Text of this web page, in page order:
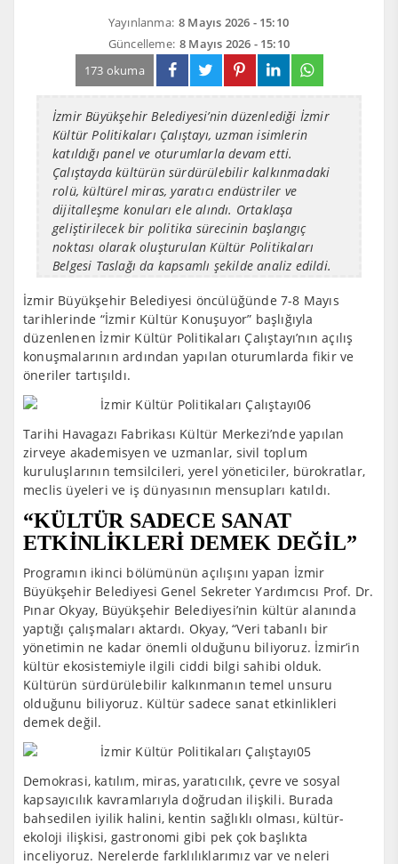
Yayınlanma: 8 Mayıs 2026 - 15:10
Güncelleme: 8 Mayıs 2026 - 15:10
173 okuma
İzmir Büyükşehir Belediyesi’nin düzenlediği İzmir
Kültür Politikaları Çalıştayı, uzman isimlerin
katıldığı panel ve oturumlarla devam etti.
Çalıştayda kültürün sürdürülebilir kalkınmadaki
rolü, kültürel miras, yaratıcı endüstriler ve
dijitalleşme konuları ele alındı. Ortaklaşa
geliştirilecek bir politika sürecinin başlangıç
noktası olarak oluşturulan Kültür Politikaları
Belgesi Taslağı da kapsamlı şekilde analiz edildi.
İzmir Büyükşehir Belediyesi öncülüğünde 7-8 Mayıs
tarihlerinde “İzmir Kültür Konuşuyor” başlığıyla
düzenlenen İzmir Kültür Politikaları Çalıştayı’nın açılış
konuşmalarının ardından yapılan oturumlarda fikir ve
öneriler tartışıldı.
Tarihi Havagazı Fabrikası Kültür Merkezi’nde yapılan
zirveye akademisyen ve uzmanlar, sivil toplum
kuruluşlarının temsilcileri, yerel yöneticiler, bürokratlar,
meclis üyeleri ve iş dünyasının mensupları katıldı.
“KÜLTÜR SADECE SANAT
ETKİNLİKLERİ DEMEK DEĞİL”
Programın ikinci bölümünün açılışını yapan İzmir
Büyükşehir Belediyesi Genel Sekreter Yardımcısı Prof. Dr.
Pınar Okyay, Büyükşehir Belediyesi’nin kültür alanında
yaptığı çalışmaları aktardı. Okyay, “Veri tabanlı bir
yönetimin ne kadar önemli olduğunu biliyoruz. İzmir’in
kültür ekosistemiyle ilgili ciddi bilgi sahibi olduk.
Kültürün sürdürülebilir kalkınmanın temel unsuru
olduğunu biliyoruz. Kültür sadece sanat etkinlikleri
demek değil.
Demokrasi, katılım, miras, yaratıcılık, çevre ve sosyal
kapsayıcılık kavramlarıyla doğrudan ilişkili. Burada
bahsedilen iyilik halini, kentin sağlıklı olması, kültür-
ekoloji ilişkisi, gastronomi gibi pek çok başlıkta
inceliyoruz. Nerelerde farklılıklarımız var ve neleri